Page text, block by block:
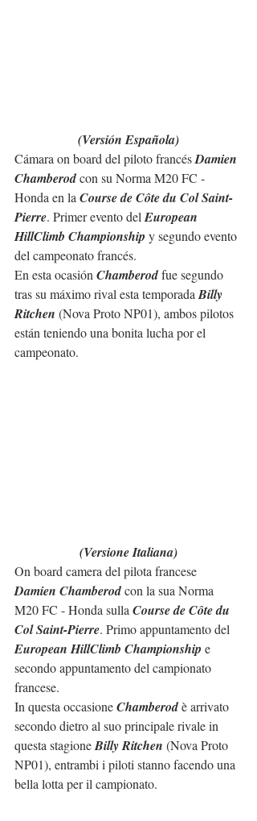
(Versión Española)
Cámara on board del piloto francés Damien
Chamberod con su Norma M20 FC -
Honda en la Course de Côte du Col Saint-
Pierre. Primer evento del European
HillClimb Championship y segundo evento
del campeonato francés.
En esta ocasión Chamberod fue segundo
tras su máximo rival esta temporada Billy
Ritchen (Nova Proto NP01), ambos pilotos
están teniendo una bonita lucha por el
campeonato.
(Versione Italiana)
On board camera del pilota francese
Damien Chamberod con la sua Norma
M20 FC - Honda sulla Course de Côte du
Col Saint-Pierre. Primo appuntamento del
European HillClimb Championship e
secondo appuntamento del campionato
francese.
In questa occasione Chamberod è arrivato
secondo dietro al suo principale rivale in
questa stagione Billy Ritchen (Nova Proto
NP01), entrambi i piloti stanno facendo una
bella lotta per il campionato.